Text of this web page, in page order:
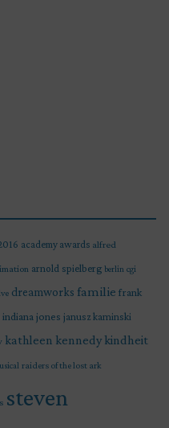
academy awards alfred
arnold spielberg berlin cgi
dreamworks familie frank
indiana jones janusz kaminski
kathleen kennedy kindheit
raiders of the lost ark
steven